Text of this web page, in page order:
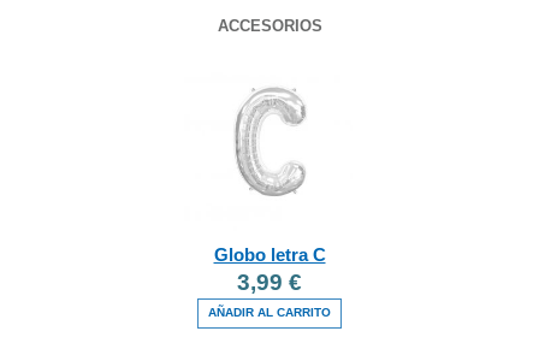
ACCESORIOS
Globo letra C
3,99 €
AÑADIR AL CARRITO